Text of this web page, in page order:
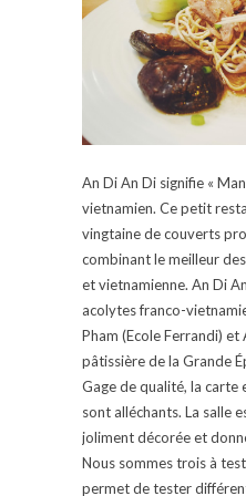
An Di An Di signifie «
vietnamien. Ce petit
vingtaine de couverts
combinant le meilleur
et vietnamienne. An Di
acolytes franco-
Pham (Ecole Ferrandi)
pâtissière de la Grande
Gage de qualité, la
sont alléchants. La salle
joliment décorée et
Nous sommes trois à
permet de tester